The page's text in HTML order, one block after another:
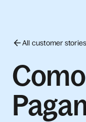
All customer stories